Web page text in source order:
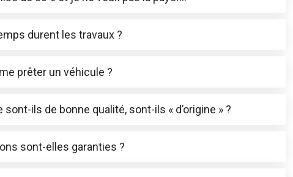
durent les travaux ?
prêter un véhicule ?
sont-ils de bonne qualité, sont-ils « d’origine » ?
sont-elles garanties ?